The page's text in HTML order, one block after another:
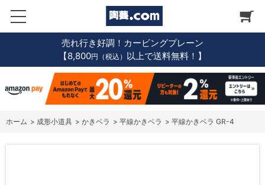
売れ行き好調！カービングプレーン
【8,800円（税込） 以上で送料無料！】
ホーム > 成形小道具 > かきベラ > 平線かきベラ > 平線かきベラ GR-4